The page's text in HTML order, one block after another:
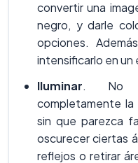
convertir una
negro, y darle
opciones.
intensificarlo en un
Iluminar. No
completamente
sin que parezca
oscurecer ciertas
reflejos o retirar